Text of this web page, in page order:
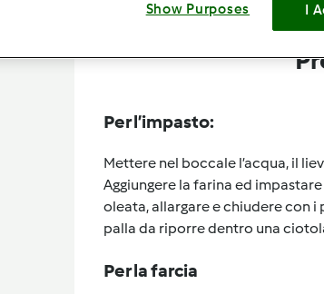
Per l’impasto:
Mettere nel boccale l’acqua, il
Aggiungere la farina ed
oleata, allargare e chiudere con i
palla da riporre dentro una
Per la farcia
Show Purposes I